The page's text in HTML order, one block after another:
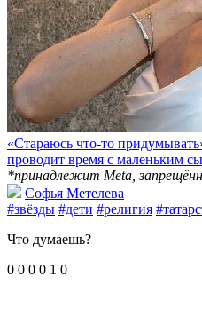
«Стараюсь что-то
проводит время с маленьким
*принадлежит Meta,
Софья Метелева
#звёзды #дети #религия
Что думаешь?
0 0 0 0 1 0